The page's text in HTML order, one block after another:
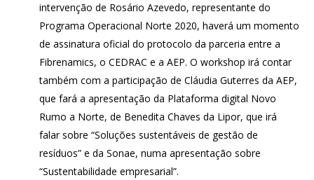
intervenção de Rosário Azevedo, representante do
Programa Operacional Norte 2020, haverá um momento
de assinatura oficial do protocolo da parceria entre a
Fibrenamics, o CEDRAC e a AEP. O workshop irá contar
também com a participação de Cláudia Guterres da AEP,
que fará a apresentação da Plataforma digital Novo
Rumo a Norte, de Benedita Chaves da Lipor, que irá
falar sobre “Soluções sustentáveis de gestão de
resíduos” e da Sonae, numa apresentação sobre
“Sustentabilidade empresarial”.